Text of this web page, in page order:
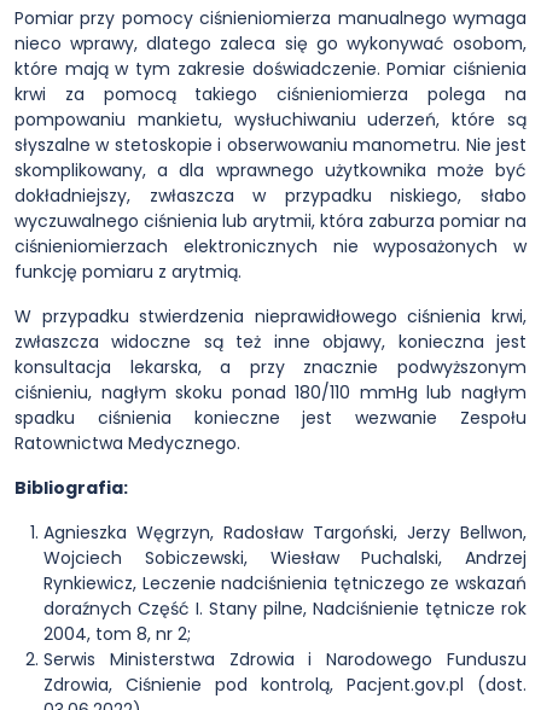
Pomiar przy pomocy ciśnieniomierza manualnego wymaga
nieco wprawy, dlatego zaleca się go wykonywać osobom,
które mają w tym zakresie doświadczenie. Pomiar ciśnienia
krwi za pomocą takiego ciśnieniomierza polega na
pompowaniu mankietu, wysłuchiwaniu uderzeń, które są
słyszalne w stetoskopie i obserwowaniu manometru. Nie jest
skomplikowany, a dla wprawnego użytkownika może być
dokładniejszy, zwłaszcza w przypadku niskiego, słabo
wyczuwalnego ciśnienia lub arytmii, która zaburza pomiar na
ciśnieniomierzach elektronicznych nie wyposażonych w
funkcję pomiaru z arytmią.
W przypadku stwierdzenia nieprawidłowego ciśnienia krwi,
zwłaszcza widoczne są też inne objawy, konieczna jest
konsultacja lekarska, a przy znacznie podwyższonym
ciśnieniu, nagłym skoku ponad 180/110 mmHg lub nagłym
spadku ciśnienia konieczne jest wezwanie Zespołu
Ratownictwa Medycznego.
Bibliografia:
Agnieszka Węgrzyn, Radosław Targoński, Jerzy Bellwon,
Wojciech Sobiczewski, Wiesław Puchalski, Andrzej
Rynkiewicz, Leczenie nadciśnienia tętniczego ze wskazań
doraźnych Część I. Stany pilne, Nadciśnienie tętnicze rok
2004, tom 8, nr 2;
Serwis Ministerstwa Zdrowia i Narodowego Funduszu
Zdrowia, Ciśnienie pod kontrolą, Pacjent.gov.pl (dost.